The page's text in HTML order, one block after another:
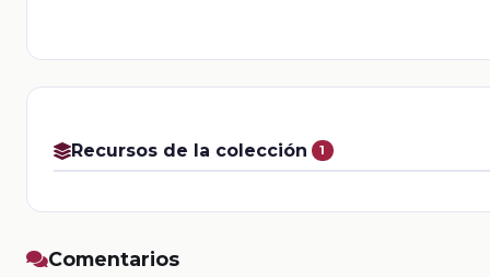
Recursos de la colección 1
Comentarios